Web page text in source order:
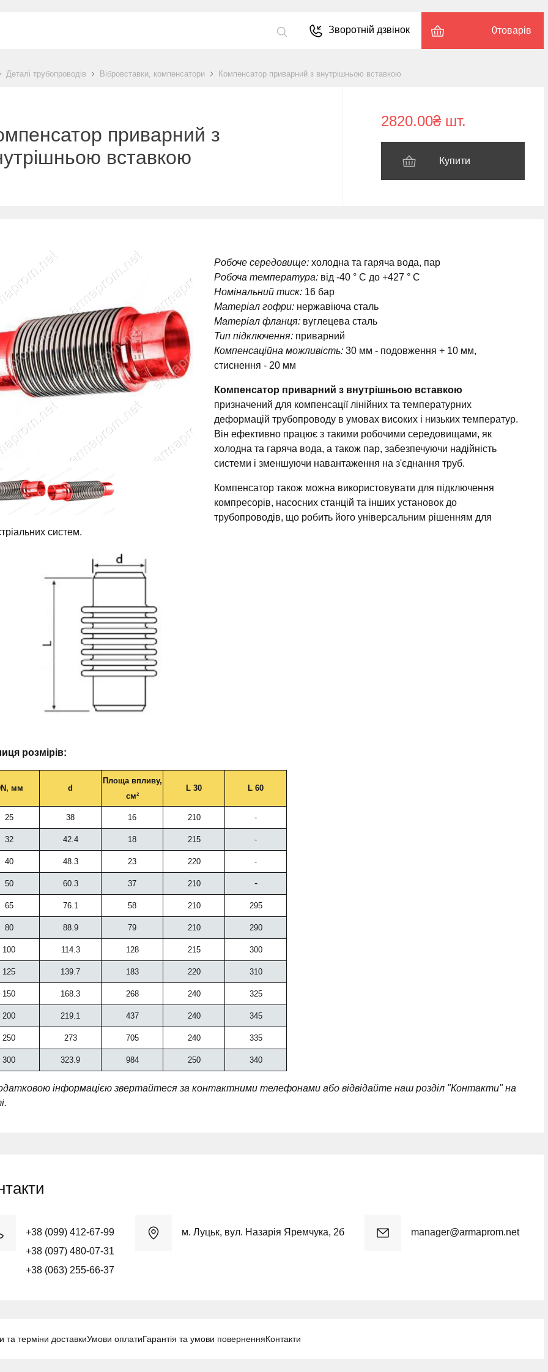
Зворотній дзвінок 0товарів
Деталі трубопроводів Вібровставки, компенсатори Компенсатор приварний з внутрішньою вставкою
приварний з
вставкою
2820.00₴ шт.
Купити
Робоче середовище: холодна та гаряча вода, пар
Робоча температура: від -40 ° C до +427 ° C
Номінальний тиск: 16 бар
Матеріал гофри: нержавіюча сталь
Матеріал фланця: вуглецева сталь
Тип підключення: приварний
Компенсаційна можливість: 30 мм - подовження + 10 мм,
стиснення - 20 мм
Компенсатор приварний з внутрішньою вставкою
призначений для компенсації лінійних та температурних
деформацій трубопроводу в умовах високих і низьких температур.
Він ефективно працює з такими робочими середовищами, як
холодна та гаряча вода, а також пар, забезпечуючи надійність
системи і зменшуючи навантаження на з'єднання труб.
Компенсатор також можна використовувати для підключення
компресорів, насосних станцій та інших установок до
трубопроводів, що робить його універсальним рішенням для
систем.
розмірів:
мм d
Площа впливу,
см²
L 30 L 60
25 38 16 210 -
32 42.4 18 215 -
40 48.3 23 220 -
50 60.3 37 210 -
65 76.1 58 210 295
80 88.9 79 210 290
100 114.3 128 215 300
125 139.7 183 220 310
150 168.3 268 240 325
200 219.1 437 240 345
250 273 705 240 335
300 323.9 984 250 340
інформацією звертайтеся за контактними телефонами або відвідайте наш розділ "Контакти" на
+38 (099) 412-67-99
+38 (097) 480-07-31
+38 (063) 255-66-37
м. Луцьк, вул. Назарія Яремчука, 2б manager@armaprom.net
та терміни доставкиУмови оплатиГарантія та умови поверненняКонтакти